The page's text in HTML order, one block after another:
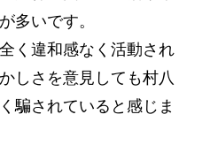
多いです。
く違和感なく活動され
しさを意見しても村八
騙されていると感じま